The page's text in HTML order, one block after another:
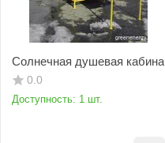
Солнечная душевая кабина
0.0
Доступность: 1 шт.